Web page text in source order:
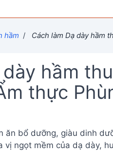
hầm / Cách làm Dạ dày hầm
hầm
thực
ăn bổ dưỡng, giàu dinh
vị ngọt mềm của dạ dày,